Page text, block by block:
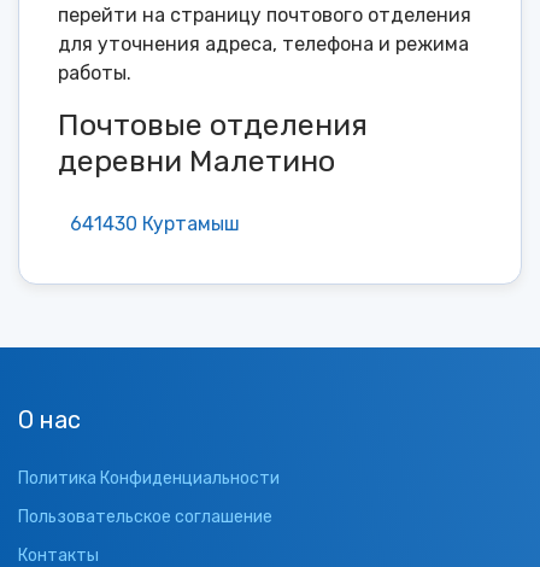
перейти на страницу почтового отделения
для уточнения адреса, телефона и режима
работы.
Почтовые отделения
деревни Малетино
641430 Куртамыш
О нас
Политика Конфиденциальности
Пользовательское соглашение
Контакты